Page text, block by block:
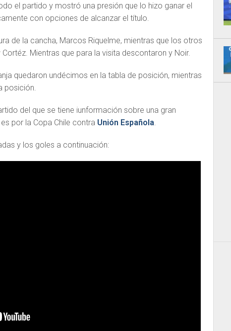
el partido y mostró una presión que lo hizo ganar el
con opciones de alcanzar el título.
de la cancha, Marcos Riquelme, mientras que los otros
Mientras que para la visita descontaron y Noir.
quedaron undécimos en la tabla de posición, mientras
posición.
del que se tiene iunformación sobre una gran
por la Copa Chile contra Unión Española.
y los goles a continuación: